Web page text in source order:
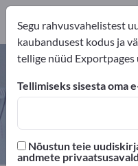
leidke tootjaid
Segu rahvusvahelistest
kaubandusest kodus ja
tellige nüüd Exportpages
Tellimiseks sisesta oma
Nõustun teie
andmete